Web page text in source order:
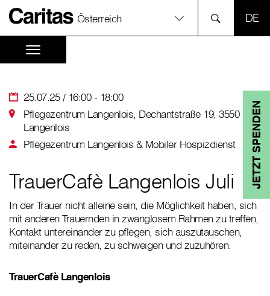
Österreich
JETZT SPENDEN
25.07.25 / 16:00 - 18:00
Pflegezentrum Langenlois, Dechantstraße 19, 3550
Langenlois
Pflegezentrum Langenlois & Mobiler Hospizdienst
TrauerCafè Langenlois Juli
In der Trauer nicht alleine sein, die Möglichkeit haben, sich
mit anderen Trauernden in zwanglosem Rahmen zu treffen,
Kontakt untereinander zu pflegen, sich auszutauschen,
miteinander zu reden, zu schweigen und zuzuhören.
TrauerCafè Langenlois